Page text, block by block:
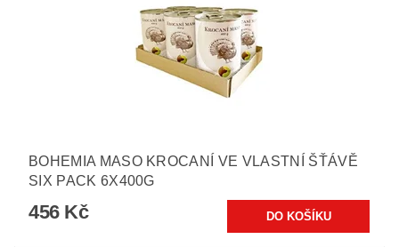
BOHEMIA MASO KROCANÍ VE VLASTNÍ ŠŤÁVĚ
SIX PACK 6X400G
456 Kč